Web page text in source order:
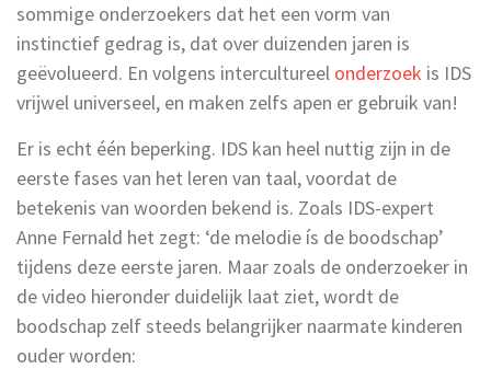
sommige onderzoekers dat het een vorm van
instinctief gedrag is, dat over duizenden jaren is
geëvolueerd. En volgens intercultureel onderzoek is IDS
vrijwel universeel, en maken zelfs apen er gebruik van!
Er is echt één beperking. IDS kan heel nuttig zijn in de
eerste fases van het leren van taal, voordat de
betekenis van woorden bekend is. Zoals IDS-expert
Anne Fernald het zegt: ‘de melodie ís de boodschap’
tijdens deze eerste jaren. Maar zoals de onderzoeker in
de video hieronder duidelijk laat ziet, wordt de
boodschap zelf steeds belangrijker naarmate kinderen
ouder worden: